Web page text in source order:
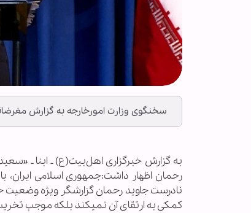
سخنگوی وزارت امورخارجه به گزارش
به گزارش خبرگزاری اهل‌بیت(ع) ـ ابنا ـ
رحمان اظهار داشت:جمهوری اسلامی ایران،
نادرست جاوید رحمان گزارشگر ویژه وضعیت
کمکی به ارتقای آن نمیکند بلکه موجب